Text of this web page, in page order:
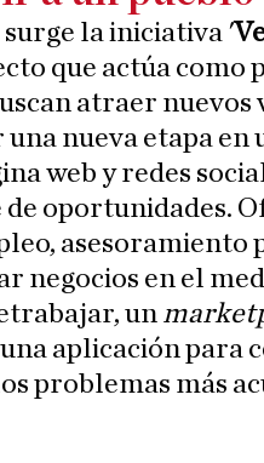
la iniciativa '
que actúa como
atraer nuevos
nueva etapa en
web y redes
de oportunidades.
asesoramiento
negocios en el
un
aplicación para
problemas más